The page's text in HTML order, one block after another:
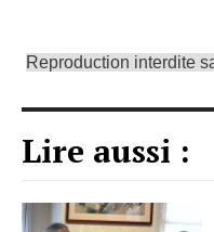
Reproduction interdite
Lire aussi :